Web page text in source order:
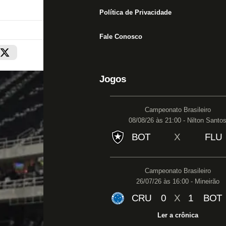
Política de Privacidade
Fale Conosco
Jogos
Campeonato Brasileiro
08/08/26 às 21:00 - Nilton Santos
BOT X FLU
Campeonato Brasileiro
26/07/26 às 16:00 - Mineirão
CRU 0 X 1 BOT
Ler a crônica